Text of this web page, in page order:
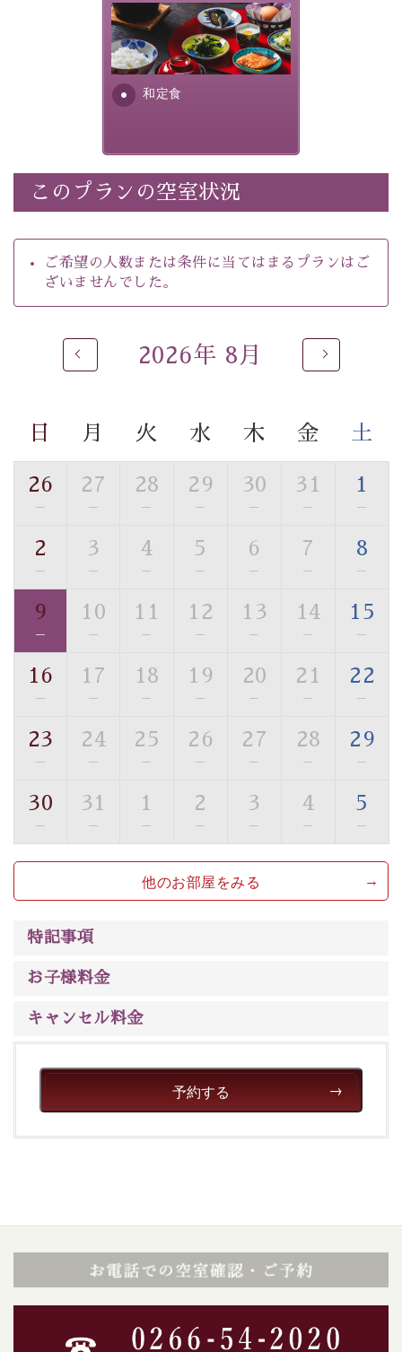
ご案内となります。
※ご予約完了後でも、時間差により満席となる場合がご
ざいます。その際は当館よりご連絡申し上げます。
※催行人数に満たない場合は、催行を見合わせる場合が
ございます。その際は前日までにご連絡いたします。
※ほたる童謡公園では自由行動となります（ガイドは付
※ホタルの発生は自然条件に左右されるため、ご覧いた
だけない場合もございます。
-----------【安心への取り組み】----------
滞在いただけるよう
30項目以上からなる独自の衛生・消毒プログラムの基、
徹底した衛生管理を行っております。
■内容&特典■
・諏訪大社4社を巡る無料参拝バス（事前予約制）
・館内着をご用意
・就寝用パジャマをご用意
・環境に配慮したアメニティをご用意
・駐車場完備
・チェックイン15時、チェックアウト10時
【お食事】
・朝夕個室料亭で個室食
・夕食は地産地消の創作和会席 美湖膳（二十四節気と
いう昔の暦による料理表現）
の効果が高い、極めて希有な源泉です。身も心も癒され
るご入浴をお愉しみください。
■お座敷風呂（大浴場）
温泉の成分に合わせ、防菌防カビの特殊素材の畳を使
用。 足元が柔らかく、そして滑りにくい畳のお風呂で
※男性大浴場までのご移動には階段がございます。 予め
ご了承のほどお願いいたします。
■貸切温泉風呂 （40分2000円）
眺望はございませんが、源泉掛け流しの温泉の質を楽し
トな空間をお愉しみください。
■諏訪大社4社を巡る無料参拝バス
※年末年始及び御柱祭前後は運行しておりません
以上が送迎バスで行くホタル観賞プラン《2食付き》の
和定食
さっぱりとした和食膳に使わ
れる食材は、諏訪の名産品を
ふんだんに取り入れ、安心・
安全を心掛けた長野県産...
このプランの空室状況
ご希望の人数または条件に当てはまるプランはご
ざいませんでした。
2026年 8月
日 月 火 水 木 金 土
26
—
27
—
28
—
29
—
30
—
31
—
1
—
2
—
3
—
4
—
5
—
6
—
7
—
8
—
9
—
10
—
11
—
12
—
13
—
14
—
15
—
16
—
17
—
18
—
19
—
20
—
21
—
22
—
23
—
24
—
25
—
26
—
27
—
28
—
29
—
30
—
31
—
1
—
2
—
3
—
4
—
5
—
他のお部屋をみる
特記事項
お子様料金
キャンセル料金
予約する